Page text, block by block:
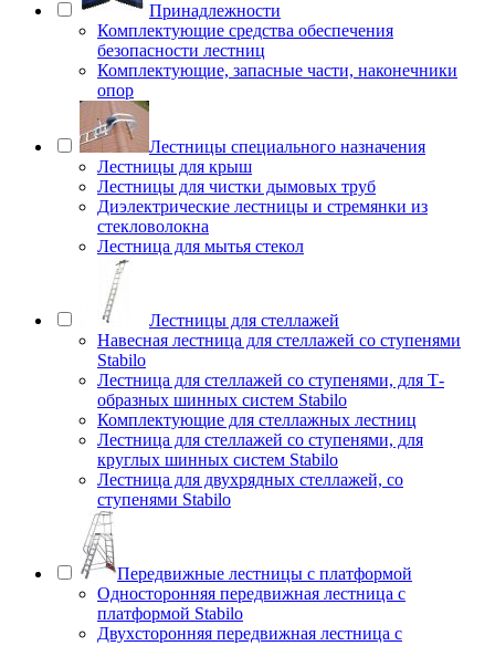
Принадлежности
Комплектующие средства обеспечения
безопасности лестниц
Комплектующие, запасные части, наконечники
опор
Лестницы специального назначения
Лестницы для крыш
Лестницы для чистки дымовых труб
Диэлектрические лестницы и стремянки из
стекловолокна
Лестница для мытья стекол
Лестницы для стеллажей
Навесная лестница для стеллажей со ступенями
Stabilo
Лестница для стеллажей со ступенями, для Т-
образных шинных систем Stabilo
Комплектующие для стеллажных лестниц
Лестница для стеллажей со ступенями, для
круглых шинных систем Stabilo
Лестница для двухрядных стеллажей, со
ступенями Stabilo
Передвижные лестницы с платформой
Односторонняя передвижная лестница с
платформой Stabilo
Двухсторонняя передвижная лестница с